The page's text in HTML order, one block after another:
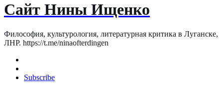
Сайт Нины Ищенко
Философия, культурология, литературная критика в Луганске,
ЛНР. https://t.me/ninaofterdingen
Subscribe